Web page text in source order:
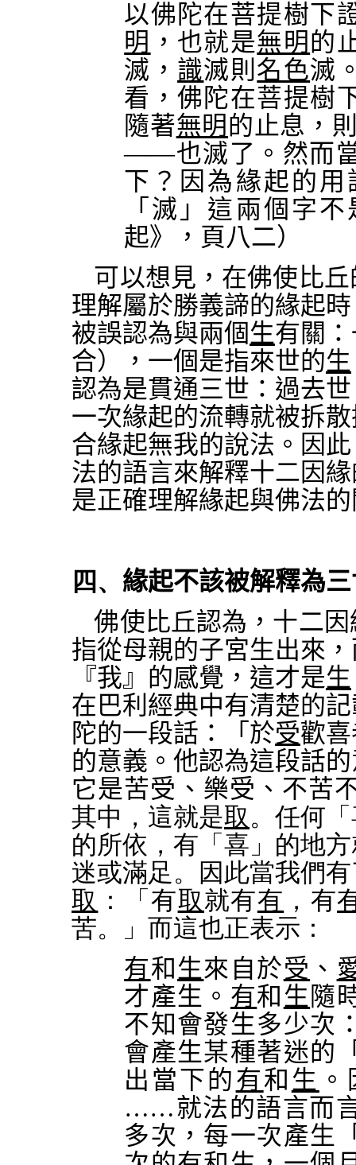
以佛陀在菩提樹下
明 ，也就是無明 的
滅， 識滅則 名色滅
看，佛陀在菩提樹
隨著無明 的止息，
——也滅了。然而
下？因為緣起的
「滅」這兩個字
起》，頁八二）
可以想見，在佛使比
理解屬於勝義諦的緣起
被誤認為與兩個生有關
合），一個是指來世的生
認為是貫通三世：過去
一次緣起的流轉就被拆
合緣起無我的說法。因
法的語言來解釋十二因
是正確理解緣起與佛法
四、 緣起不該被解釋為
佛使比丘認為，十二因
指從母親的子宮生出來
『我』的感覺，這才是生
在巴利經典中有清楚的
陀的一段話：「 於受歡
的意義。他認為這段話
它是苦受、樂受、不苦
其中，這就是取 。任何
的所依，有「喜」的地
迷或滿足。因此當我們
取 ：「有取就有有 ，有
苦。」而這也正表示：
有和 生來自於受 、
才產生。 有和 生 隨
不知會發生多少次
會產生某種著迷的
出當下的 有和 生
……就法的語言而
多次，每一次產生